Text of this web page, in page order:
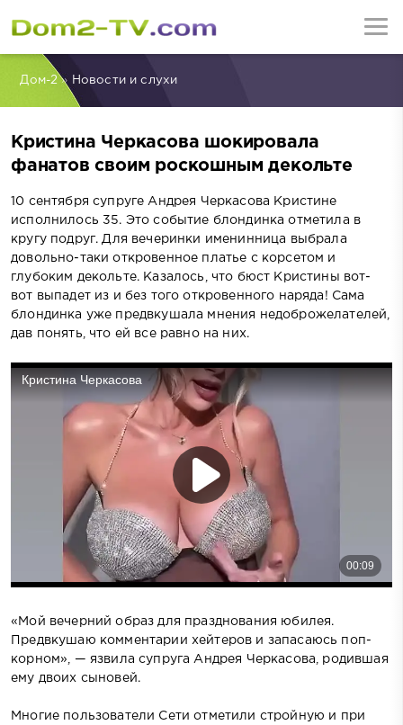
Дом-2» Новости и слухи
Кристина Черкасова шокировала
фанатов своим роскошным декольте
10 сентября супруге Андрея Черкасова Кристине
исполнилось 35. Это событие блондинка отметила в
кругу подруг. Для вечеринки именинница выбрала
довольно-таки откровенное платье с корсетом и
глубоким декольте. Казалось, что бюст Кристины вот-
вот выпадет из и без того откровенного наряда! Сама
блондинка уже предвкушала мнения недоброжелателей,
дав понять, что ей все равно на них.
«Мой вечерний образ для празднования юбилея.
Предвкушаю комментарии хейтеров и запасаюсь поп-
корном», — язвила супруга Андрея Черкасова, родившая
ему двоих сыновей.
Многие пользователи Сети отметили стройную и при